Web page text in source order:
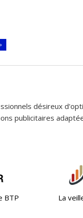
désireux
publicitaires
BTP La